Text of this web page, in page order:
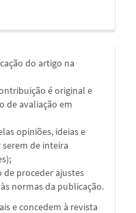
do artigo na
é original e
de avaliação em
opiniões, ideias e
de inteira
de proceder ajustes
normas da publicação.
e concedem à revista